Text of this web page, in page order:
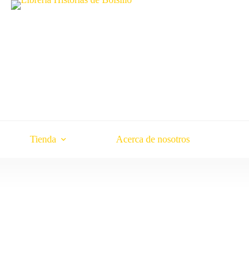
Tienda Acerca de nosotros